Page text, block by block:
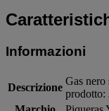
Informazioni
Descrizione
Gas nero
prodotto: